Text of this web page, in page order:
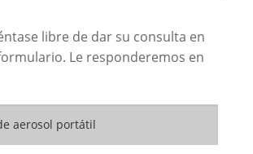
libre de dar su consulta en
Le responderemos en